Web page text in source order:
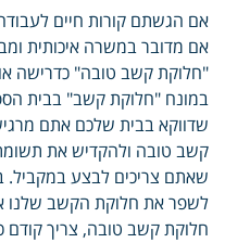
אם הגשתם קורות חיים
אם מדובר במשרה איכותית
"חלוקת קשב טובה" כדרישה
במונח "חלוקת קשב" בבית
שדווקא בבית שלכם אתם
קשב טובה ולהקדיש את
שאתם צריכים לבצע במקביל.
לשפר את חלוקת הקשב שלנו
חלוקת קשב טובה, צריך קודם